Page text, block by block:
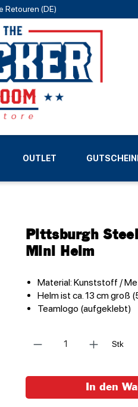
Retouren (DE)
OUTLET
Pittsburgh
Mini Helm
Material: Kunststoff /
Helm ist ca. 13 cm groß
Teamlogo (aufgeklebt)
Stk
In den